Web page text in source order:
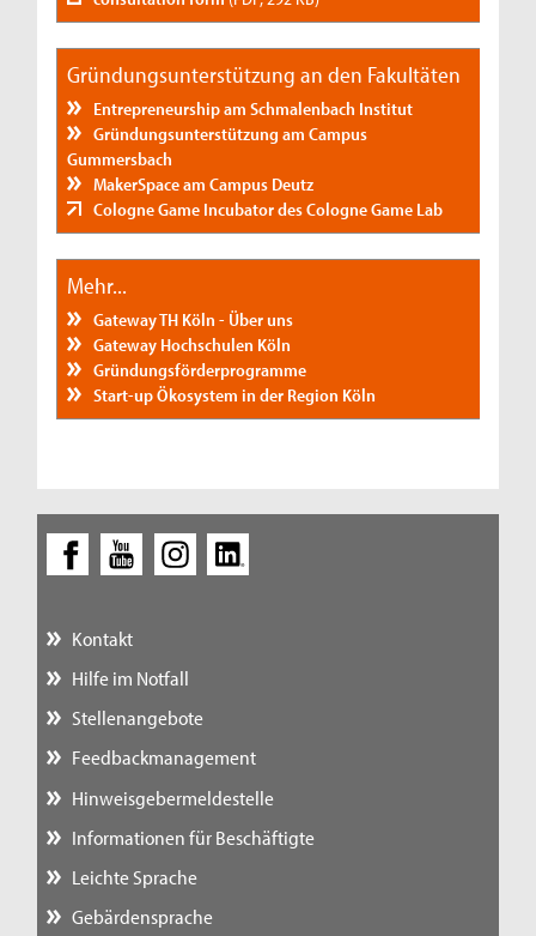
Gründungsunterstützung an den Fakultäten
Entrepreneurship am Schmalenbach Institut
Gründungsunterstützung am Campus
Gummersbach
MakerSpace am Campus Deutz
Cologne Game Incubator des Cologne Game Lab
Mehr...
Gateway TH Köln - Über uns
Gateway Hochschulen Köln
Gründungsförderprogramme
Start-up Ökosystem in der Region Köln
Kontakt
Hilfe im Notfall
Stellenangebote
Feedbackmanagement
Hinweisgebermeldestelle
Informationen für Beschäftigte
Leichte Sprache
Gebärdensprache